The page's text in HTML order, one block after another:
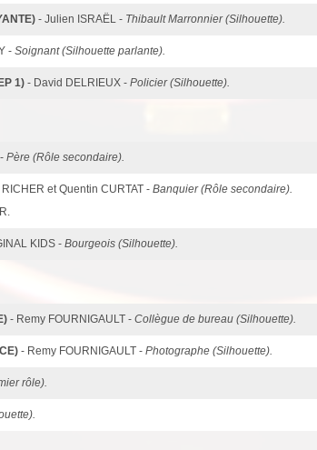
- Julien ISRAËL - Thibault Marronnier (Silhouette).
- Soignant (Silhouette parlante).
1) - David DELRIEUX - Policier (Silhouette).
Père (Rôle secondaire).
et Quentin CURTAT - Banquier (Rôle secondaire).
KIDS - Bourgeois (Silhouette).
- Remy FOURNIGAULT - Collègue de bureau (Silhouette).
- Remy FOURNIGAULT - Photographe (Silhouette).
rôle).